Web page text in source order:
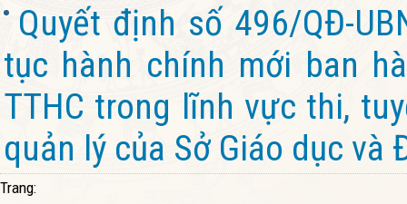
Quyết định số 496/QĐ-
tục hành chính mới ban
TTHC trong lĩnh vực thi,
quản lý của Sở Giáo dục
Trang: